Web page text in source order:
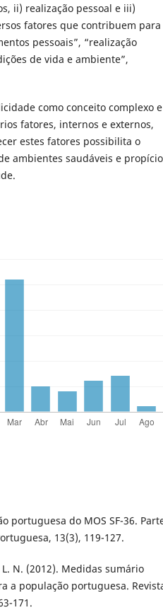
ii) realização pessoal e iii)
fatores que contribuem para
pessoais”, “realização
de vida e ambiente”,
como conceito complexo e
fatores, internos e externos,
estes fatores possibilita o
ambientes saudáveis e
portuguesa do MOS SF-36.
13(3), 119-127.
N. (2012). Medidas sumário
a população portuguesa.
171.